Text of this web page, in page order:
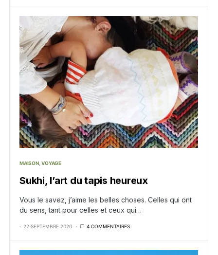
MAISON VOYAGE
Sukhi, l’art du tapis heureux
Vous le savez, j’aime les belles choses. Celles qui ont
du sens, tant pour celles et ceux qui…
22 SEPTEMBRE 2020 4 COMMENTAIRES